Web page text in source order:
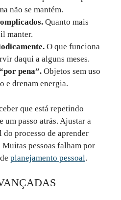
não se mantém.
Quanto mais
manter.
O que funciona
daqui a alguns meses.
pena”. Objetos sem uso
e drenam energia.
que está repetindo
um passo atrás. Ajustar a
do processo de aprender
Muitas pessoas falham por
planejamento pessoal.